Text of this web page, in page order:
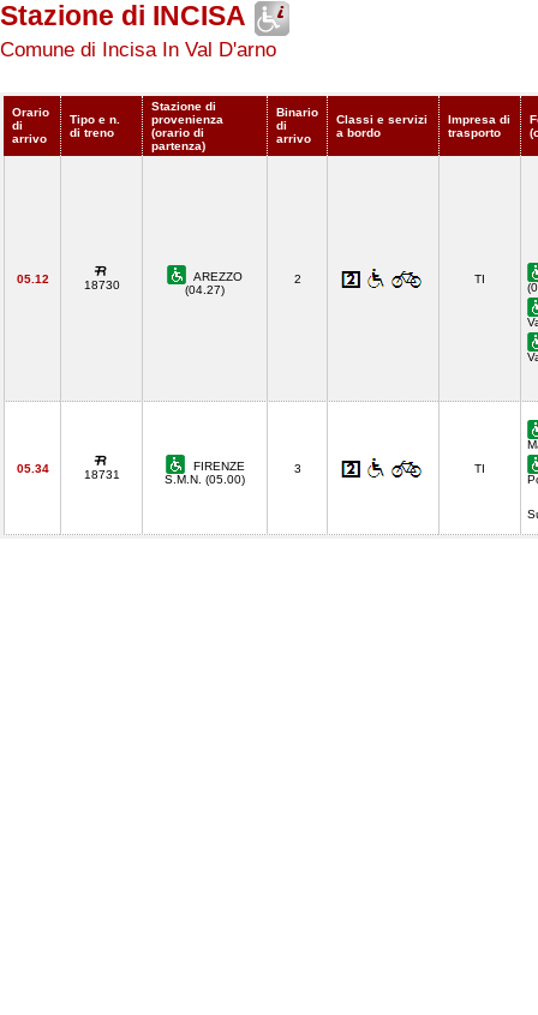
Stazione di INCISA
Comune di Incisa In Val D'arno
Orario
di
arrivo
Tipo e n.
di treno
Stazione di
provenienza
(orario di
partenza)
Binario
di
arrivo
Classi e servizi
a bordo
Impresa di
trasporto
05.12 18730
AREZZO
(04.27)
2 TI
05.34 18731
FIRENZE
S.M.N. (05.00)
3 TI